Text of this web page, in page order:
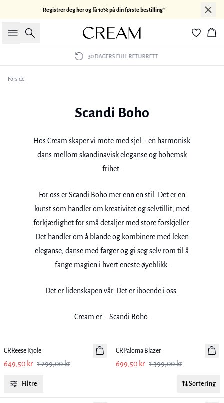
Registrer deg her og få 10% på din første bestilling*
Søk
30 DAGERS FULL RETURRETT
Forside
Scandi Boho
Hos Cream skaper vi mote med sjel – en harmonisk
dans mellom skandinavisk eleganse og bohemsk
frihet.
For oss er Scandi Boho mer enn en stil. Det er en
kunst som handler om kreativitet og selvtillit, med
forkjærlighet for små detaljer med store forskjeller.
Det handler om å blande og kombinere med leken
eleganse, danse med farger og gi seg selv rom til å
fange magien i hvert eneste øyeblikk.
Det er lidenskapen vår. Det er iboende i oss.
Cream er … Scandi Boho.
CRReese Kjole
649,50 kr 1 299,00 kr
CRPaloma Blazer
699,50 kr 1 399,00 kr
Filtre Sortering
-50%